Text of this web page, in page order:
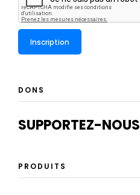
DONS
SUPPORTEZ-NOUS
PRODUITS